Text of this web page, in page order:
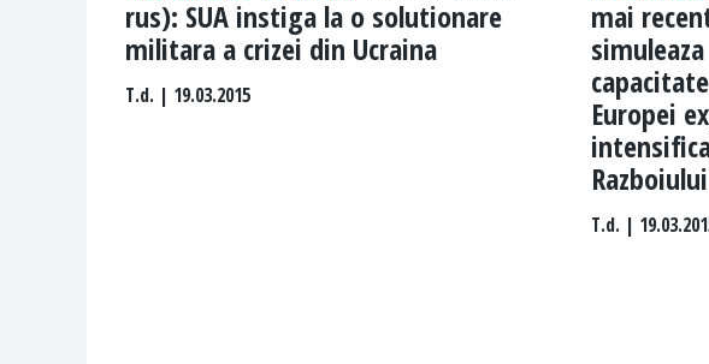
rus): SUA instiga la o solutionare
militara a crizei din Ucraina
T.d. | 19.03.2015
mai
Europei
T.d. |